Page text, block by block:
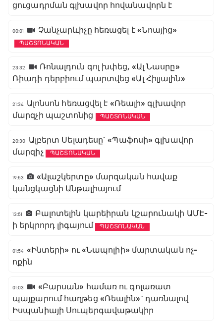
ցուցադրման գլխավոր հովանավորն է
00:01 Չանչարևիչը հեռացել է «Նոայից»
ՊԱՇՏՈՆԱԿԱՆ
23:32
Ռոնալդուն գոլ խփեց, «Ալ Նասրը»
Ռիադի դերբիում պարտվեց «Ալ Հիլյալին»
21:34 Ալոնսոն հեռացվել է «Ռեալի» գլխավոր
մարզչի պաշտոնից
ՊԱՇՏՈՆԱԿԱՆ
20:30
Ալբերտ Սելադեսը` «Պաֆոսի» գլխավոր
մարզիչ
ՊԱՇՏՈՆԱԿԱՆ
19:53
«Ալաշկերտը» մարզական հավաք
կանցկացնի Անթալիայում
13:51
Բալոտելին կարեիրան կշարունակի ԱՄԷ-
ի երկրորդ լիգայում
ՊԱՇՏՈՆԱԿԱՆ
01:54 «Ինտերի» ու «Նապոլիի» մարտական ոչ-
ոքին
01:03
«Բարսան» համառ ու գոլառատ
պայքարում հաղթեց «Ռեալին»` դառնալով
Իսպանիայի Սուպերգավաթակիր